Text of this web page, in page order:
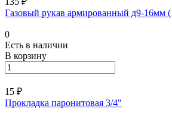
Газовый рукав армированный д9-16мм
0
Есть в наличии
В корзину
15 ₽
Прокладка паронитовая 3/4"